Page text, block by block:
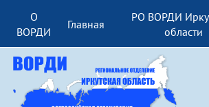
О
ВОРДИ
Главная
РО ВОРДИ
области